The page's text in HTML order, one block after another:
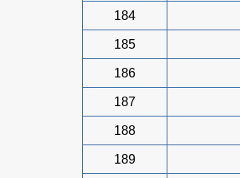
184
185
186
187
188
189